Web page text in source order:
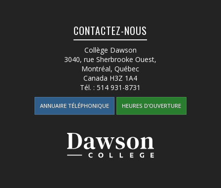
CONTACTEZ-NOUS
Collège Dawson
3040, rue Sherbrooke Ouest,
Montréal, Québec
Canada H3Z 1A4
Tél. :514 931-8731
ANNUAIRE TÉLÉPHONIQUE HEURES D'OUVERTURE